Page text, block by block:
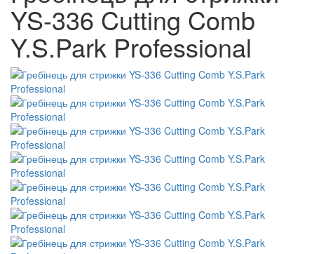
YS-336 Cutting Comb
Y.S.Park Professional